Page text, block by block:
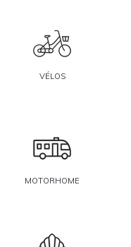
VÉLOS
MOTORHOME